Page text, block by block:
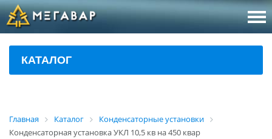
8
КАТАЛОГ
Главная Каталог
Конденсаторные установки
Конденсаторная установка УКЛ 10,5 кв на 450 квар